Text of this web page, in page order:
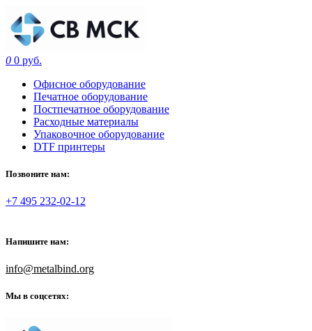
0 0 руб.
Офисное оборудование
Печатное оборудование
Постпечатное оборудование
Расходные материалы
Упаковочное оборудование
DTF принтеры
Позвоните нам:
+7 495 232-02-12
Напишите нам:
info@metalbind.org
Мы в соцсетях: